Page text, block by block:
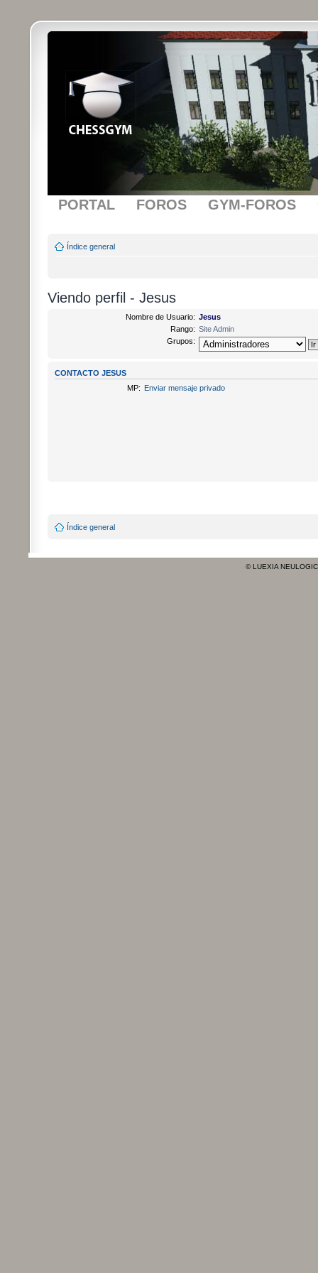
PORTAL FOROS GYM-FOROS
Índice general
Viendo perfil - Jesus
Nombre de Usuario: Jesus
Rango: Site Admin
Grupos:
CONTACTO JESUS
MP: Enviar mensaje privado
Índice general
© LUEXIA